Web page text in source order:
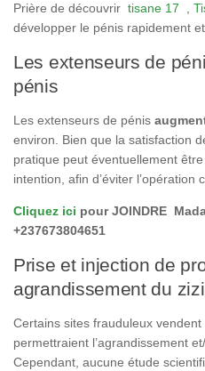
Prière de découvrir tisane 17
développer le pénis rapidement
Les extenseurs de
pénis
Les extenseurs de pénis
environ. Bien que la satisfaction
pratique peut éventuellement
intention, afin d’éviter l’opération
Cliquez ici pour JOINDRE
+237673804651
Prise et injection de
agrandissement du zizi
Certains sites frauduleux
permettraient l’agrandissement
Cependant, aucune étude